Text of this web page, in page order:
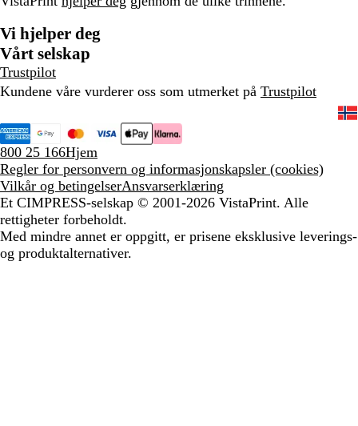
Vi hjelper deg
Vårt selskap
Trustpilot
Kundene våre vurderer oss som utmerket på Trustpilot
800 25 166Hjem
Regler for personvern og informasjonskapsler (cookies)
Vilkår og betingelserAnsvarserklæring
Et CIMPRESS-selskap © 2001-2026 VistaPrint. Alle
rettigheter forbeholdt.
Med mindre annet er oppgitt, er prisene eksklusive leverings-
og produktalternativer.